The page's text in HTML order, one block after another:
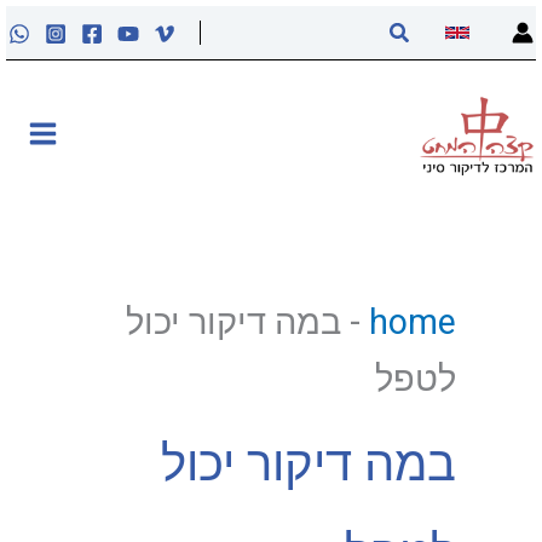
דילוג
לתוכן
חיפוש
home
- במה דיקור יכול
לטפל
במה דיקור יכול
פוסטים
נקודות הדיקור